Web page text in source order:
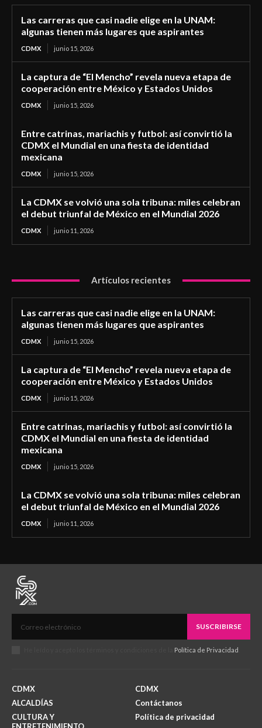
Las carreras que casi nadie elige en la UNAM:
algunas tienen más lugares que aspirantes
CDMX junio 15, 2026
La captura de “El Mencho” revela nueva etapa de
cooperación entre México y Estados Unidos
CDMX junio 15, 2026
Entre catrinas, mariachis y futbol: así convirtió la
CDMX el Mundial en una fiesta de identidad
mexicana
CDMX junio 15, 2026
La CDMX se volvió una sola tribuna: miles celebran
el debut triunfal de México en el Mundial 2026
CDMX junio 11, 2026
Artículos recientes
Las carreras que casi nadie elige en la UNAM:
algunas tienen más lugares que aspirantes
CDMX junio 15, 2026
La captura de “El Mencho” revela nueva etapa de
cooperación entre México y Estados Unidos
CDMX junio 15, 2026
Entre catrinas, mariachis y futbol: así convirtió la
CDMX el Mundial en una fiesta de identidad
mexicana
CDMX junio 15, 2026
La CDMX se volvió una sola tribuna: miles celebran
el debut triunfal de México en el Mundial 2026
CDMX junio 11, 2026
SUSCRIBIRSE
Política de Privacidad
CDMX
ALCALDÍAS
CULTURA Y
CDMX
Contáctanos
Política de privacidad